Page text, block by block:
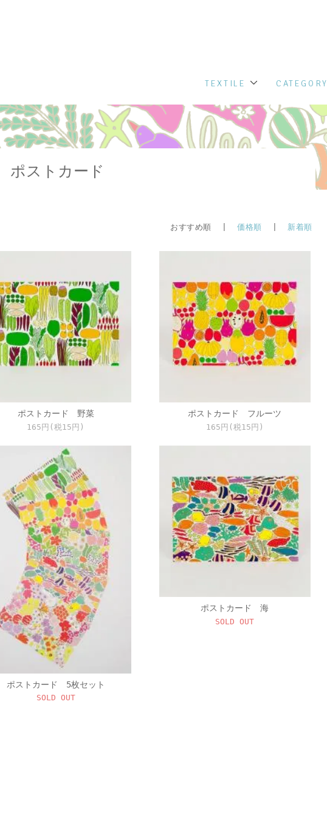
CATEGORY
TEXTILE
ポストカード
おすすめ順 |価格順 新着順
ポストカード 野菜
165円(税15円)
ポストカード フルーツ
165円(税15円)
ポストカード 5枚セット
SOLD OUT
ポストカード 海
SOLD OUT